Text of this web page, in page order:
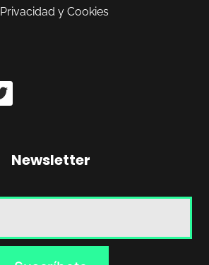
Privacidad y Cookies
Newsletter